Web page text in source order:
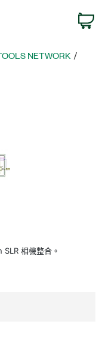
NETWORK
相機整合。